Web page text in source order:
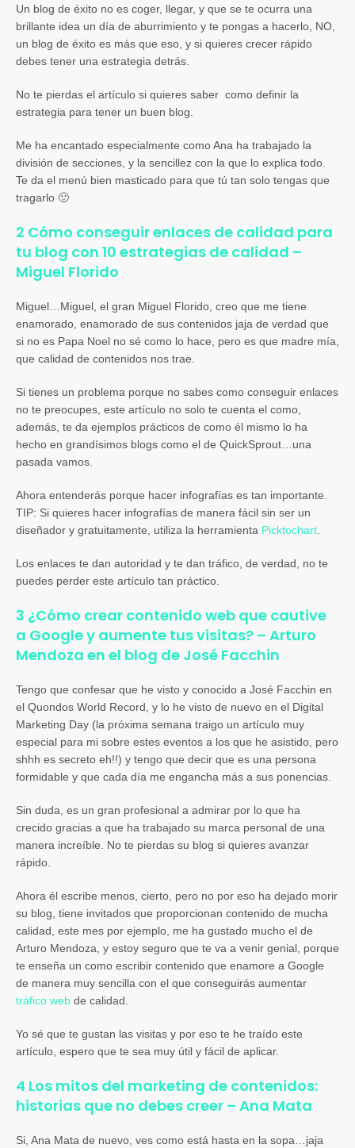
Un blog de éxito no es coger, llegar, y que se te ocurra una
brillante idea un día de aburrimiento y te pongas a hacerlo, NO,
un blog de éxito es más que eso, y si quieres crecer rápido
debes tener una estrategia detrás.
No te pierdas el artículo si quieres saber como definir la
estrategia para tener un buen blog.
Me ha encantado especialmente como Ana ha trabajado la
división de secciones, y la sencillez con la que lo explica todo.
Te da el menú bien masticado para que tú tan solo tengas que
tragarlo 🙂
2 Cómo conseguir enlaces de calidad para
tu blog con 10 estrategias de calidad –
Miguel Florido
Miguel…Miguel, el gran Miguel Florido, creo que me tiene
enamorado, enamorado de sus contenidos jaja de verdad que
si no es Papa Noel no sé como lo hace, pero es que madre mía,
que calidad de contenidos nos trae.
Si tienes un problema porque no sabes como conseguir enlaces
no te preocupes, este artículo no solo te cuenta el como,
además, te da ejemplos prácticos de como él mismo lo ha
hecho en grandísimos blogs como el de QuickSprout…una
pasada vamos.
Ahora entenderás porque hacer infografías es tan importante.
TIP: Si quieres hacer infografías de manera fácil sin ser un
diseñador y gratuitamente, utiliza la herramienta Picktochart.
Los enlaces te dan autoridad y te dan tráfico, de verdad, no te
puedes perder este artículo tan práctico.
3 ¿Cómo crear contenido web que cautive
a Google y aumente tus visitas? – Arturo
Mendoza en el blog de José Facchin
Tengo que confesar que he visto y conocido a José Facchin en
el Quondos World Record, y lo he visto de nuevo en el Digital
Marketing Day (la próxima semana traigo un artículo muy
especial para mi sobre estes eventos a los que he asistido, pero
shhh es secreto eh!!) y tengo que decir que es una persona
formidable y que cada día me engancha más a sus ponencias.
Sin duda, es un gran profesional a admirar por lo que ha
crecido gracias a que ha trabajado su marca personal de una
manera increíble. No te pierdas su blog si quieres avanzar
rápido.
Ahora él escribe menos, cierto, pero no por eso ha dejado morir
su blog, tiene invitados que proporcionan contenido de mucha
calidad, este mes por ejemplo, me ha gustado mucho el de
Arturo Mendoza, y estoy seguro que te va a venir genial, porque
te enseña un como escribir contenido que enamore a Google
de manera muy sencilla con el que conseguirás aumentar
tráfico web de calidad.
Yo sé que te gustan las visitas y por eso te he traído este
artículo, espero que te sea muy útil y fácil de aplicar.
4 Los mitos del marketing de contenidos:
historias que no debes creer – Ana Mata
Si, Ana Mata de nuevo, ves como está hasta en la sopa…jaja